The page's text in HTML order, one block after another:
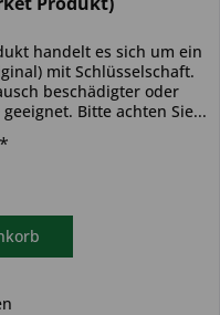
handelt es sich um ein
mit Schlüsselschaft.
beschädigter oder
Bitte achten Sie...